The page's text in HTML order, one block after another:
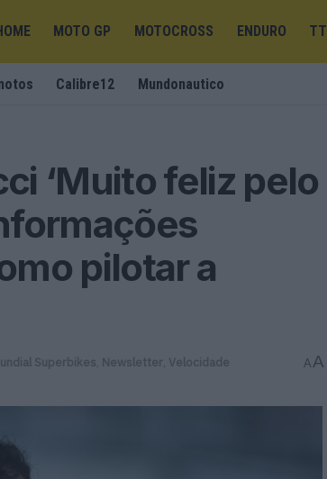
MOTO GP MOTOCROSS ENDURO TT
Calibre12 Mundonautico
‘Muito feliz pelo
pilotar a
Superbikes Newsletter Velocidade AA